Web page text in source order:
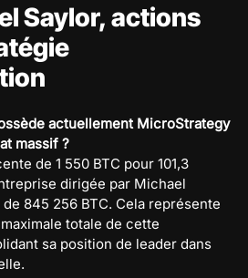
Saylor, actions
actuellement MicroStrategy
massif ?
de 1 550 BTC pour 101,3
dirigée par Michael
845 256 BTC. Cela représente
totale de cette
sa position de leader dans